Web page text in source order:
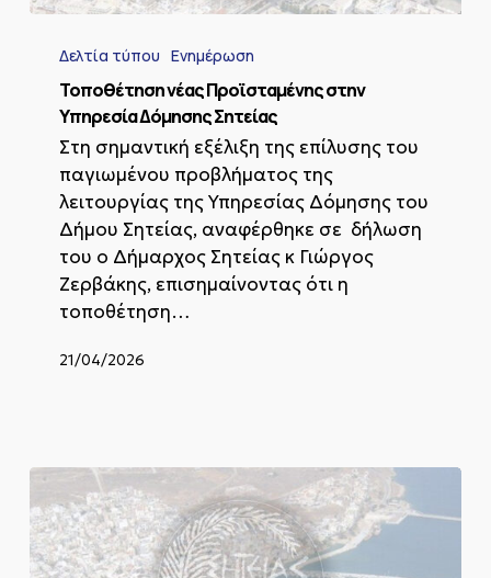
νέας
Προϊσταμένης
στην
Υπηρεσία
Δόμησης
Σητείας
Δελτία τύπου Ενημέρωση
Τοποθέτηση νέας Προϊσταμένης στην
Υπηρεσία Δόμησης Σητείας
Στη σημαντική εξέλιξη της επίλυσης του
παγιωμένου προβλήματος της
λειτουργίας της Υπηρεσίας Δόμησης του
Δήμου Σητείας, αναφέρθηκε σε δήλωση
του ο Δήμαρχος Σητείας κ Γιώργος
Ζερβάκης, επισημαίνοντας ότι η
τοποθέτηση…
21/04/2026